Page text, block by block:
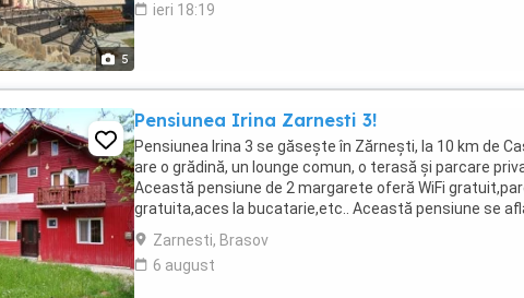
5
ieri 18:19
Pensiunea Irina Zarnesti 3!
Pensiunea Irina 3 se găsește în Zărneşti, la 10 km de
are o grădină, un lounge comun, o terasă și parcare
Această pensiune de 2 margarete oferă WiFi
gratuita,aces la bucatarie,etc.. Această pensiune se
Dino Parc și la 34 km de Piaţa ...
Zarnesti, Brasov
6 august